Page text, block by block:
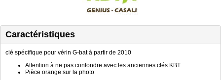
Caractéristiques
clé spécifique pour vérin G-bat à partir de 2010
Attention à ne pas confondre avec les anciennes clés KBT
Pièce orange sur la photo